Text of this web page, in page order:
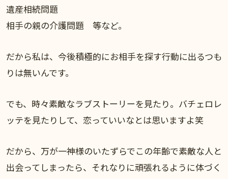
遺産相続問題
相手の親の介護問題 等など。
だから私は、今後積極的にお相手を探す行動に出るつも
りは無いんです。
でも、時々素敵なラブストーリーを見たり。バチェロレ
ッテを見たりして、恋っていいなとは思いますよ笑
だから、万が一神様のいたずらでこの年齢で素敵な人と
出会ってしまったら、それなりに頑張れるように体づく